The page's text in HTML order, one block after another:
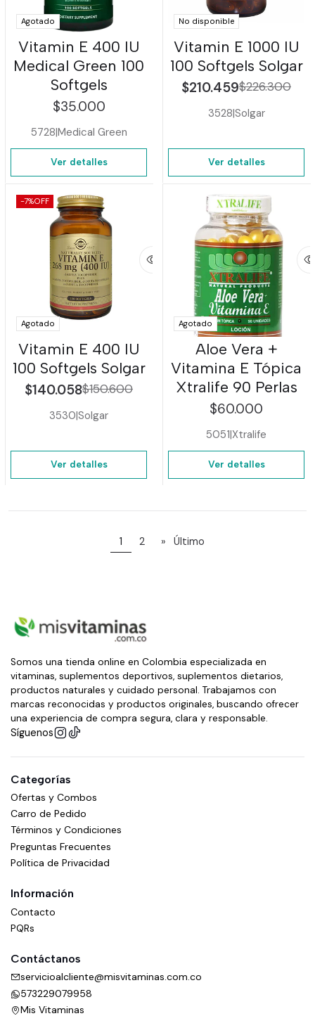
Agotado
Vitamin E 400 IU
Medical Green 100
Softgels
$35.000
5728|Medical Green
Ver detalles
No disponible
Vitamin E 1000 IU
100 Softgels Solgar
$210.459$226.300
3528|Solgar
Ver detalles
-7%OFF
Agotado
Vitamin E 400 IU
100 Softgels Solgar
$140.058$150.600
3530|Solgar
Ver detalles
Agotado
Aloe Vera +
Vitamina E Tópica
Xtralife 90 Perlas
$60.000
5051|Xtralife
Ver detalles
1 2 » Último
Somos una tienda online en Colombia especializada en
vitaminas, suplementos deportivos, suplementos dietarios,
productos naturales y cuidado personal. Trabajamos con
marcas reconocidas y productos originales, buscando ofrecer
una experiencia de compra segura, clara y responsable.
Síguenos
Categorías
Ofertas y Combos
Carro de Pedido
Términos y Condiciones
Preguntas Frecuentes
Política de Privacidad
Información
Contacto
PQRs
Contáctanos
servicioalcliente@misvitaminas.com.co
573229079958
Mis Vitaminas